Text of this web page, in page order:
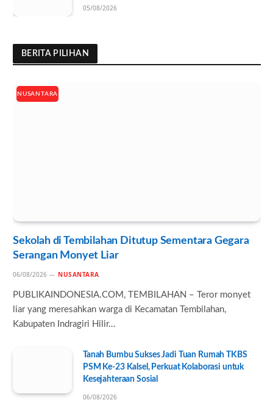
05/08/2026
BERITA PILIHAN
NUSANTARA
Sekolah di Tembilahan Ditutup Sementara Gegara
Serangan Monyet Liar
06/08/2026 NUSANTARA
PUBLIKAINDONESIA.COM, TEMBILAHAN – Teror monyet
liar yang meresahkan warga di Kecamatan Tembilahan,
Kabupaten Indragiri Hilir…
Tanah Bumbu Sukses Jadi Tuan Rumah TKBS
PSM Ke-23 Kalsel, Perkuat Kolaborasi untuk
Kesejahteraan Sosial
06/08/2026